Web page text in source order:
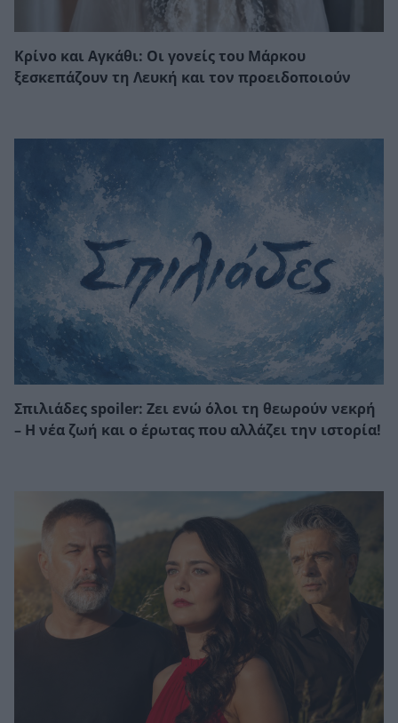
Κρίνο και Αγκάθι: Οι γονείς του Μάρκου
ξεσκεπάζουν τη Λευκή και τον προειδοποιούν
Σπιλιάδες spoiler: Ζει ενώ όλοι τη θεωρούν νεκρή
– Η νέα ζωή και ο έρωτας που αλλάζει την ιστορία!